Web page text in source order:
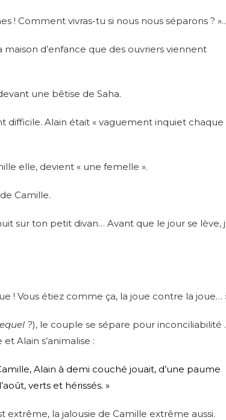
! Comment vivras-tu si nous nous séparons ?
d’enfance que des ouvriers viennent
une bêtise de Saha.
difficile. Alain était « vaguement inquiet chaque
elle, devient « une femelle ».
Camille.
sur ton petit divan… Avant que le jour se lève,
! Vous étiez comme ça, la joue contre la joue…
?), le couple se sépare pour inconciliabilité
Alain s’animalise :
Alain à demi couché jouait, d’une paume
verts et hérissés. »
extrême, la jalousie de Camille extrême aussi.